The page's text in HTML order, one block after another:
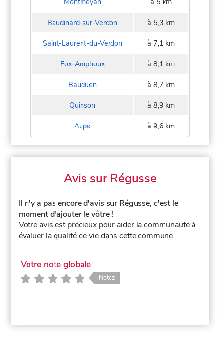
Baudinard-sur-Verdon à 5,3 km
Saint-Laurent-du-Verdon à 7,1 km
Fox-Amphoux à 8,1 km
Bauduen à 8,7 km
Quinson à 8,9 km
Aups à 9,6 km
Avis sur Régusse
Il n'y a pas encore d'avis sur Régusse, c'est le
moment d'ajouter le vôtre !
Votre avis est précieux pour aider la communauté à
évaluer la qualité de vie dans cette commune.
Votre note globale
Notez